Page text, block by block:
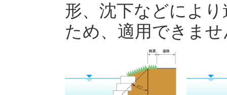
形、沈下などによ
ため、適用できま